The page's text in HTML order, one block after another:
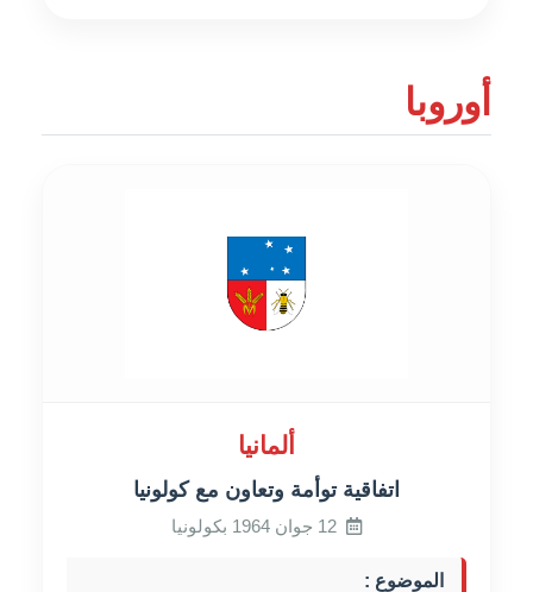
أوروبا
ألمانيا
اتفاقية توأمة وتعاون مع كولونيا
الموضوع :